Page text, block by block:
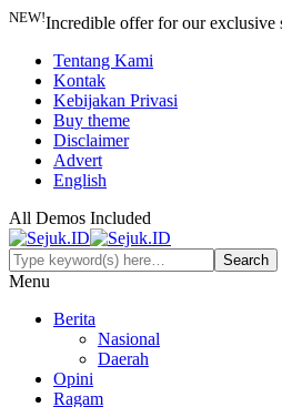
NEW!Incredible offer for our exclusive
Tentang Kami
Kontak
Kebijakan Privasi
Buy theme
Disclaimer
Advert
English
All Demos Included
Menu
Berita
Nasional
Daerah
Opini
Ragam